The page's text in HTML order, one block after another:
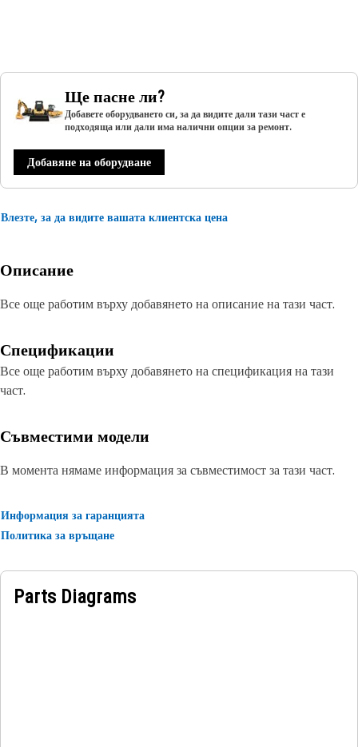
Ще пасне ли?
Добавете оборудването си, за да видите дали тази част е
подходяща или дали има налични опции за ремонт.
Добавяне на оборудване
Влезте, за да видите вашата клиентска цена
Описание
Все още работим върху добавянето на описание на тази част.
Спецификации
Все още работим върху добавянето на спецификация на тази
част.
Съвместими модели
В момента нямаме информация за съвместимост за тази част.
Информация за гаранцията
Политика за връщане
Parts Diagrams